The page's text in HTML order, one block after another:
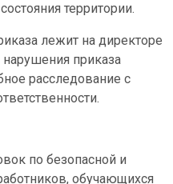
территории.
лежит на директоре
приказа
расследование с
по безопасной и
обучающихся